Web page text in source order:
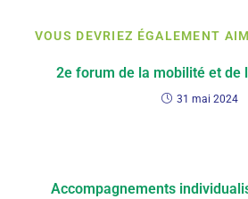
VOUS DEVRIEZ ÉGALEMENT
2e forum de la mobilité et de
31 mai 2024
Accompagnements